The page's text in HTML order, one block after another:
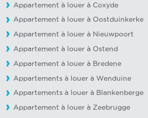
Appartement à louer à Coxyde
Appartement à louer à Oostduinkerke
Appartement à louer à Nieuwpoort
Appartement à louer à Ostend
Appartement à louer à Bredene
Appartements à louer à Wenduine
Appartements à louer à Blankenberge
Appartement à louer à Zeebrugge